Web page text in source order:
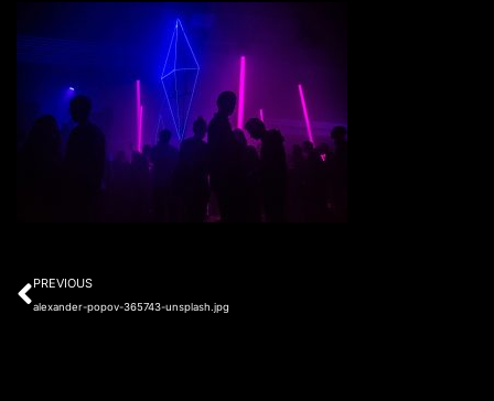
Prev
PREVIOUS
alexander-popov-365743-unsplash.jpg